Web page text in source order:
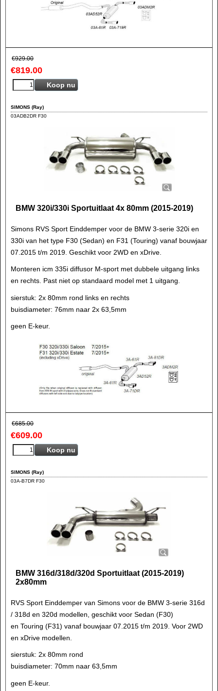
€929.00
€819.00
Koop nu
SIMONS (Ray)
03ADB2DR F30
BMW 320i/330i Sportuitlaat 4x 80mm (2015-2019)
Simons RVS Sport Einddemper voor de BMW 3-serie 320i en
330i van het type F30 (Sedan) en F31 (Touring) vanaf bouwjaar
07.2015 t/m 2019. Geschikt voor 2WD en xDrive.
Monteren icm 335i diffusor M-sport met dubbele uitgang links
en rechts. Past niet op standaard model met 1 uitgang.
sierstuk: 2x 80mm rond links en rechts
buisdiameter: 76mm naar 2x 63,5mm
geen E-keur.
€685.00
€609.00
Koop nu
SIMONS (Ray)
03A-B7DR F30
BMW 316d/318d/320d Sportuitlaat (2015-2019)
2x80mm
RVS Sport Einddemper van Simons voor de BMW 3-serie 316d
/ 318d en 320d modellen, geschikt voor Sedan (F30)
en Touring (F31) vanaf bouwjaar 07.2015 t/m 2019. Voor 2WD
en xDrive modellen.
sierstuk: 2x 80mm rond
buisdiameter: 70mm naar 63,5mm
geen E-keur.